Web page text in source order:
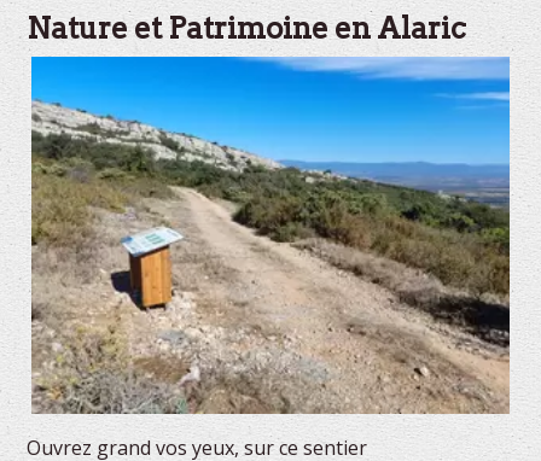
Nature et Patrimoine en Alaric
Ouvrez grand vos yeux, sur ce sentier